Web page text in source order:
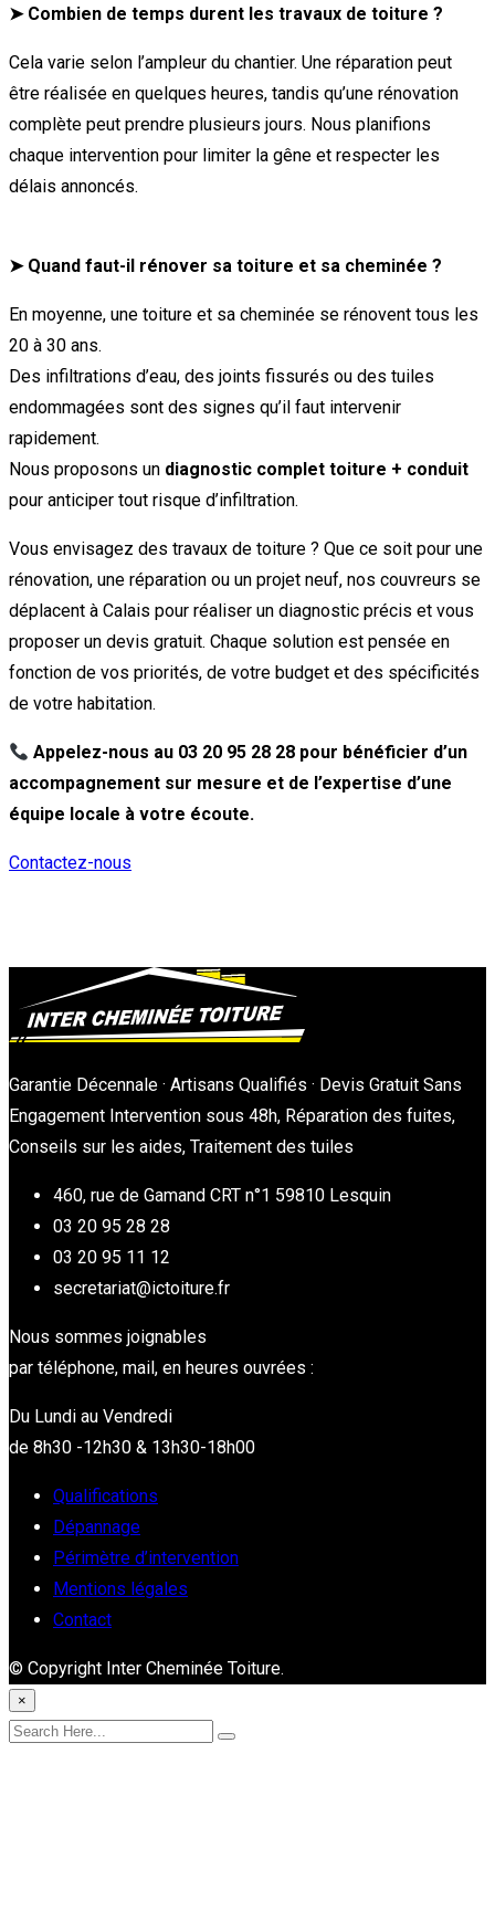
➤ Combien de temps durent les travaux de toiture ?
Cela varie selon l’ampleur du chantier. Une réparation peut
être réalisée en quelques heures, tandis qu’une rénovation
complète peut prendre plusieurs jours. Nous planifions
chaque intervention pour limiter la gêne et respecter les
délais annoncés.
➤ Quand faut-il rénover sa toiture et sa cheminée ?
En moyenne, une toiture et sa cheminée se rénovent tous les
20 à 30 ans.
Des infiltrations d’eau, des joints fissurés ou des tuiles
endommagées sont des signes qu’il faut intervenir
rapidement.
Nous proposons un diagnostic complet toiture + conduit
pour anticiper tout risque d’infiltration.
Vous envisagez des travaux de toiture ? Que ce soit pour une
rénovation, une réparation ou un projet neuf, nos couvreurs se
déplacent à Calais pour réaliser un diagnostic précis et vous
proposer un devis gratuit. Chaque solution est pensée en
fonction de vos priorités, de votre budget et des spécificités
de votre habitation.
Appelez-nous au 03 20 95 28 28 pour bénéficier d’un
accompagnement sur mesure et de l’expertise d’une
équipe locale à votre écoute.
Contactez-nous
Garantie Décennale · Artisans Qualifiés · Devis Gratuit Sans
Engagement Intervention sous 48h, Réparation des fuites,
Conseils sur les aides, Traitement des tuiles
460, rue de Gamand CRT n°1 59810 Lesquin
03 20 95 28 28
03 20 95 11 12
secretariat@ictoiture.fr
Nous sommes joignables
par téléphone, mail, en heures ouvrées :
Du Lundi au Vendredi
de 8h30 -12h30 & 13h30-18h00
Qualifications
Dépannage
Périmètre d’intervention
Mentions légales
Contact
© Copyright Inter Cheminée Toiture.
×